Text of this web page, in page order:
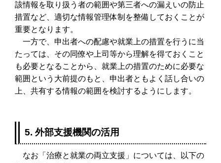
該情報を取り扱う者の範囲や第三者への漏えいの防止
措置など、適切な情報管理体制を整備しておくことが
重要となります。
一方で、申出者への配慮や就業上の措置を行うに当
たっては、その同僚や上司等から理解を得ておくこと
も必要となることから、就業上の措置のために必要な
範囲という大前提のもと、申出者ともよく話し合いの
上、共有する情報の範囲を検討するようにします。
5. 外部支援機関の活用
なお「治療と就業の両立支援」については、以下の